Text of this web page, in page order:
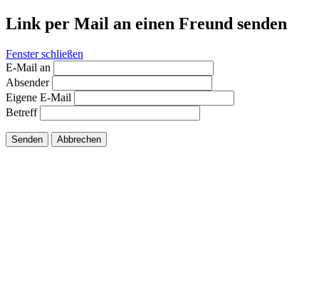
Link per Mail an einen Freund senden
Fenster schließen
E-Mail an
Absender
Eigene E-Mail
Betreff
Senden Abbrechen